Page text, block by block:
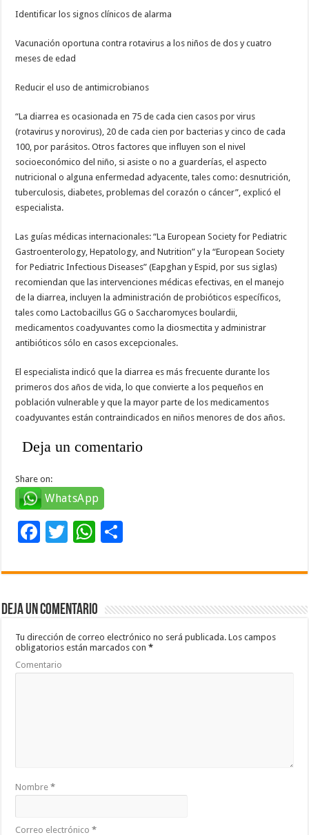
Identificar los signos clínicos de alarma
Vacunación oportuna contra rotavirus a los niños de dos y cuatro
meses de edad
Reducir el uso de antimicrobianos
“La diarrea es ocasionada en 75 de cada cien casos por virus
(rotavirus y norovirus), 20 de cada cien por bacterias y cinco de cada
100, por parásitos. Otros factores que influyen son el nivel
socioeconómico del niño, si asiste o no a guarderías, el aspecto
nutricional o alguna enfermedad adyacente, tales como: desnutrición,
tuberculosis, diabetes, problemas del corazón o cáncer”, explicó el
especialista.
Las guías médicas internacionales: “La European Society for Pediatric
Gastroenterology, Hepatology, and Nutrition” y la “European Society
for Pediatric Infectious Diseases” (Eapghan y Espid, por sus siglas)
recomiendan que las intervenciones médicas efectivas, en el manejo
de la diarrea, incluyen la administración de probióticos específicos,
tales como Lactobacillus GG o Saccharomyces boulardii,
medicamentos coadyuvantes como la diosmectita y administrar
antibióticos sólo en casos excepcionales.
El especialista indicó que la diarrea es más frecuente durante los
primeros dos años de vida, lo que convierte a los pequeños en
población vulnerable y que la mayor parte de los medicamentos
coadyuvantes están contraindicados en niños menores de dos años.
Deja un comentario
Share on:
WhatsApp
F
e
b
o
o
k
T
tt
er
W
at
sA
p
p
m
ar
ti
Deja un comentario
Tu dirección de correo electrónico no será publicada. Los campos
obligatorios están marcados con*
Comentario
Nombre*
Correo electrónico*